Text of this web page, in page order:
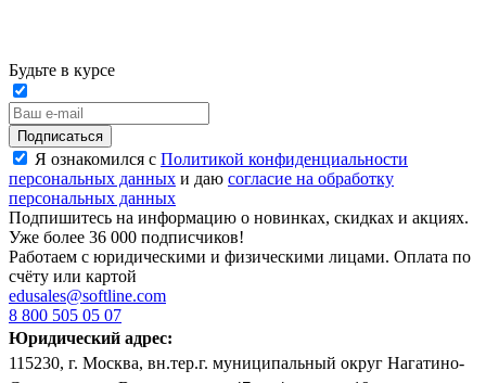
Будьте в курсе
Подписаться
Я ознакомился с Политикой конфиденциальности
персональных данных и даю согласие на обработку
персональных данных
Подпишитесь на информацию о новинках, скидках и акциях.
Уже более 36 000 подписчиков!
Работаем с юридическими и физическими лицами. Оплата по
счёту или картой
edusales@softline.com
8 800 505 05 07
Юридический адрес:
115230, г. Москва, вн.тер.г. муниципальный округ Нагатино-